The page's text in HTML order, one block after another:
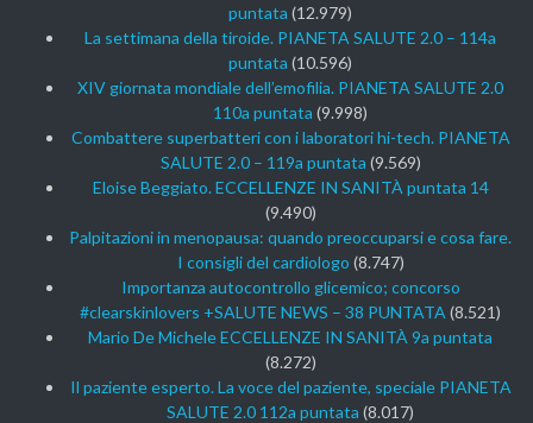
puntata (12.979)
La settimana della tiroide. PIANETA SALUTE 2.0 – 114a
puntata (10.596)
XIV giornata mondiale dell’emofilia. PIANETA SALUTE 2.0
110a puntata (9.998)
Combattere superbatteri con i laboratori hi-tech. PIANETA
SALUTE 2.0 – 119a puntata (9.569)
Eloise Beggiato. ECCELLENZE IN SANITÀ puntata 14
(9.490)
Palpitazioni in menopausa: quando preoccuparsi e cosa fare.
I consigli del cardiologo (8.747)
Importanza autocontrollo glicemico; concorso
#clearskinlovers +SALUTE NEWS – 38 PUNTATA (8.521)
Mario De Michele ECCELLENZE IN SANITÀ 9a puntata
(8.272)
Il paziente esperto. La voce del paziente, speciale PIANETA
SALUTE 2.0 112a puntata (8.017)